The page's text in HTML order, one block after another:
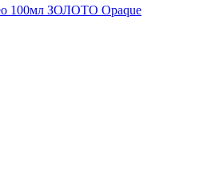
100мл ЗОЛОТО Opaque